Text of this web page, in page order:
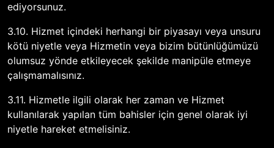
ediyorsunuz.
3.10. Hizmet içindeki herhangi bir piyasayı veya unsuru
kötü niyetle veya Hizmetin veya bizim bütünlüğümüzü
olumsuz yönde etkileyecek şekilde manipüle etmeye
çalışmamalısınız.
3.11. Hizmetle ilgili olarak her zaman ve Hizmet
kullanılarak yapılan tüm bahisler için genel olarak iyi
niyetle hareket etmelisiniz.